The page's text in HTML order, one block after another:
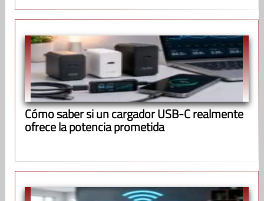
Cómo saber si un cargador USB-C realmente
ofrece la potencia prometida